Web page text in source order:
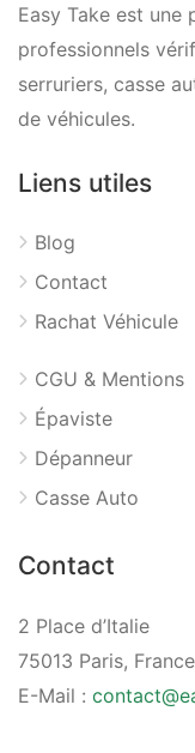
Easy Take est une
professionnels
serruriers, casse
de véhicules.
Liens utiles
Blog
Contact
Rachat Véhicule
CGU & Mentions
Épaviste
Dépanneur
Casse Auto
Contact
2 Place d’Italie
75013 Paris, France
E-Mail :